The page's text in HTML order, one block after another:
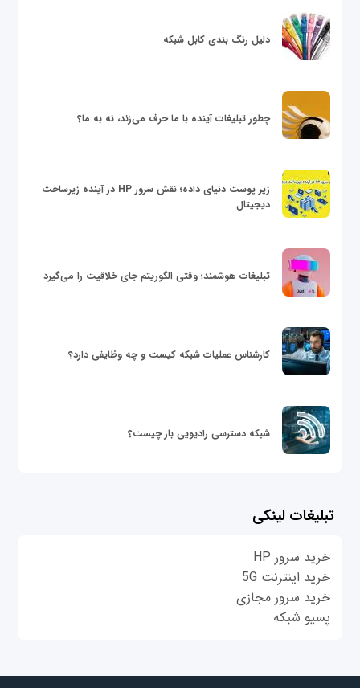
دلیل رنگ بندی کابل شبکه
چطور تبلیغات آینده با ما حرف می‌زند، نه به ما؟
زیر پوست دنیای داده؛ نقش سرور HP در آینده زیرساخت
دیجیتال
تبلیغات هوشمند؛ وقتی الگوریتم جای خلاقیت را می‌گیرد
کارشناس عملیات شبکه کیست و چه وظایفی دارد؟
شبکه دسترسی رادیویی باز چیست؟
تبلیغات لینکی
خرید سرور HP
خرید اینترنت 5G
خرید سرور مجازی
پسیو شبکه